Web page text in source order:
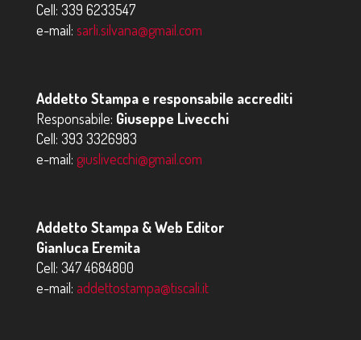
Cell: 339 6233547
e-mail: sarli.silvana@gmail.com
Addetto Stampa e responsabile accrediti
Responsabile: Giuseppe Livecchi
Cell: 393 3326983
e-mail: giuslivecchi@gmail.com
Addetto Stampa & Web Editor
Gianluca Eremita
Cell: 347 4684800
e-mail: addettostampa@tiscali.it